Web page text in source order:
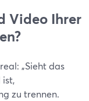
Video Ihrer
„Sieht das
ist,
zu trennen.